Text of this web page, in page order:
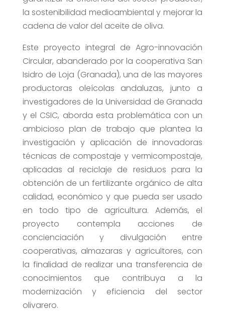
la sostenibilidad medioambiental y mejorar la
cadena de valor del aceite de oliva.
Este proyecto integral de Agro-innovación
Circular, abanderado por la cooperativa San
Isidro de Loja (Granada), una de las mayores
productoras oleícolas andaluzas, junto a
investigadores de la Universidad de Granada
y el CSIC, aborda esta problemática con un
ambicioso plan de trabajo que plantea la
investigación y aplicación de innovadoras
técnicas de compostaje y vermicompostaje,
aplicadas al reciclaje de residuos para la
obtención de un fertilizante orgánico de alta
calidad, económico y que pueda ser usado
en todo tipo de agricultura. Además, el
proyecto contempla acciones de
concienciación y divulgación entre
cooperativas, almazaras y agricultores, con
la finalidad de realizar una transferencia de
conocimientos que contribuya a la
modernización y eficiencia del sector
olivarero.